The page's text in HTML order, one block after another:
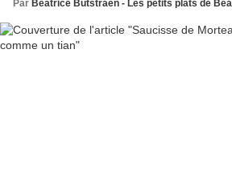
Par Béatrice Butstraen - Les petits plats de Béa